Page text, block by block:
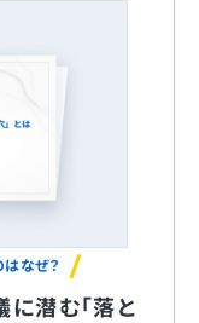
なぜ？
潜む「落と